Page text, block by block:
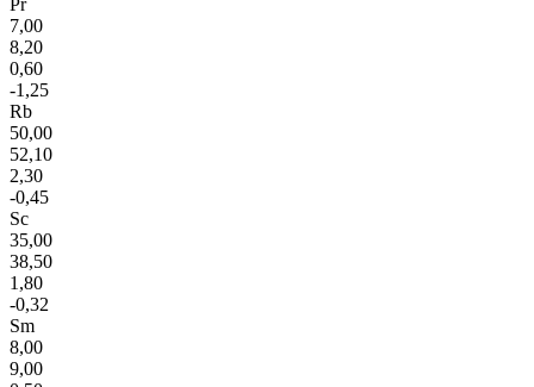
7,00
8,20
0,60
-1,25
Rb
50,00
52,10
2,30
-0,45
Sc
35,00
38,50
1,80
-0,32
Sm
8,00
9,00